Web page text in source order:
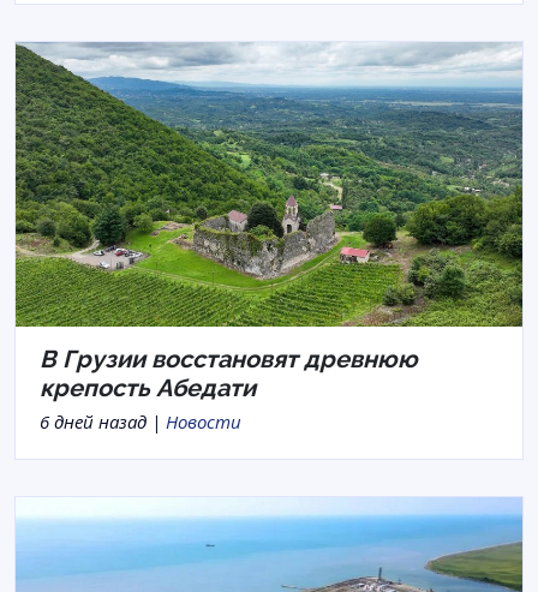
В Грузии восстановят древнюю
крепость Абедати
6 дней назад | Новости